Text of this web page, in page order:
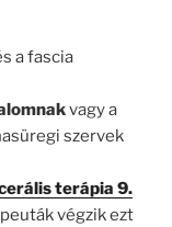
a fascia
vagy a
szervek
terápia 9.
végzik ezt